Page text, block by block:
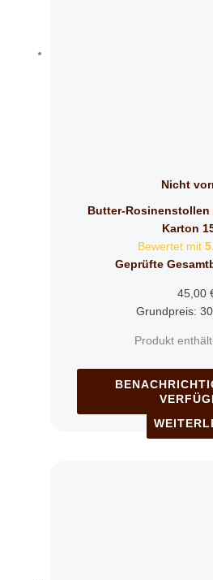
Nicht
Butter-Rosinenstollen
Karton
Bewertet mit
Geprüfte
45,00
Grundpreis:
Produkt